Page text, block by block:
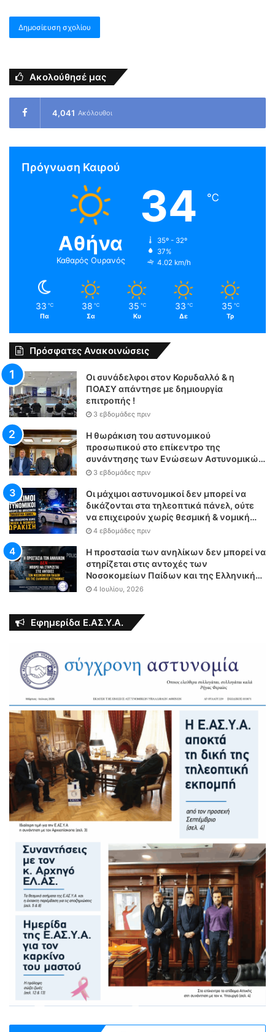
Ακολούθησέ μας
4,041 Ακόλουθοι
Πρόγνωση Καιρού
Αθήνα
Καθαρός Ουρανός
34 ℃
35º - 32º
37%
4.02 km/h
33 ℃
Πα
38 ℃
Σα
35 ℃
Κυ
33 ℃
Δε
35 ℃
Τρ
Πρόσφατες Ανακοινώσεις
Οι συνάδελφοι στον Κορυδαλλό & η
ΠΟΑΣΥ απάντησε με δημιουργία
επιτροπής !
3 εβδομάδες πριν
Η θωράκιση του αστυνομικού
προσωπικού στο επίκεντρο της
συνάντησης των Ενώσεων Αστυνομικών
Υπαλλήλων Αθηνών και Θεσσαλονίκης
3 εβδομάδες πριν
Οι μάχιμοι αστυνομικοί δεν μπορεί να
δικάζονται στα τηλεοπτικά πάνελ, ούτε
να επιχειρούν χωρίς θεσμική & νομική
θωράκιση
4 εβδομάδες πριν
Η προστασία των ανηλίκων δεν μπορεί να
στηρίζεται στις αντοχές των
Νοσοκομείων Παίδων και της Ελληνικής
Αστυνομίας
4 Ιουλίου, 2026
Εφημερίδα Ε.ΑΣ.Υ.Α.